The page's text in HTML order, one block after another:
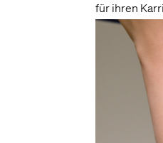
für ihren